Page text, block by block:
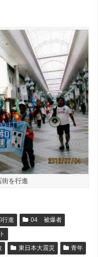
街を行進
進
04 被爆者
東日本大震災
青年